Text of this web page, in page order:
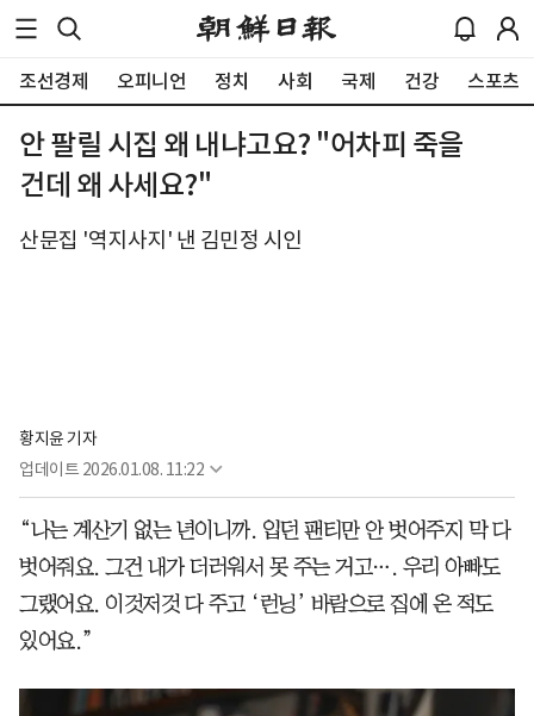
조선경제 오피니언 정치 사회 국제 건강 스포츠
안 팔릴 시집 왜 내냐고요? "어차피 죽을
건데 왜 사세요?"
산문집 '역지사지' 낸 김민정 시인
황지윤 기자
업데이트 2026.01.08. 11:22
“나는 계산기 없는 년이니까. 입던 팬티만 안 벗어주지 막 다
벗어줘요. 그건 내가 더러워서 못 주는 거고…. 우리 아빠도
그랬어요. 이것저것 다 주고 ‘런닝’ 바람으로 집에 온 적도
있어요.”